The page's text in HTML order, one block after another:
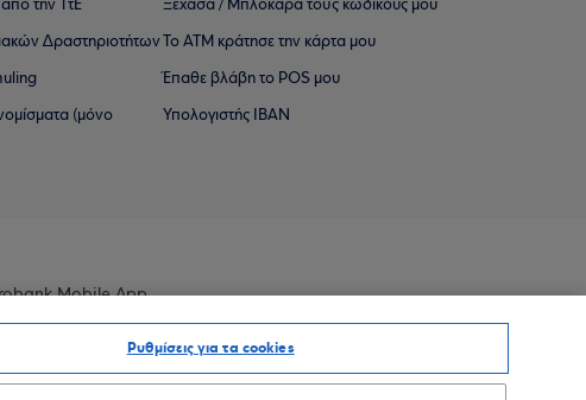
την ΤτΕ
∆ραστηριοτήτων
(μόνο
Ξέχασα / Μπλόκαρα τους κωδικούς μου
Το ΑΤΜ κράτησε την κάρτα μου
Έπαθε βλάβη το POS μου
Υπολογιστής IBAN
Mobile App
Ρυθμίσεις για τα cookies